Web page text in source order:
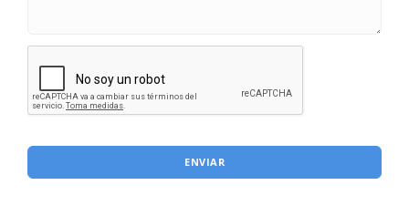
ENVIAR